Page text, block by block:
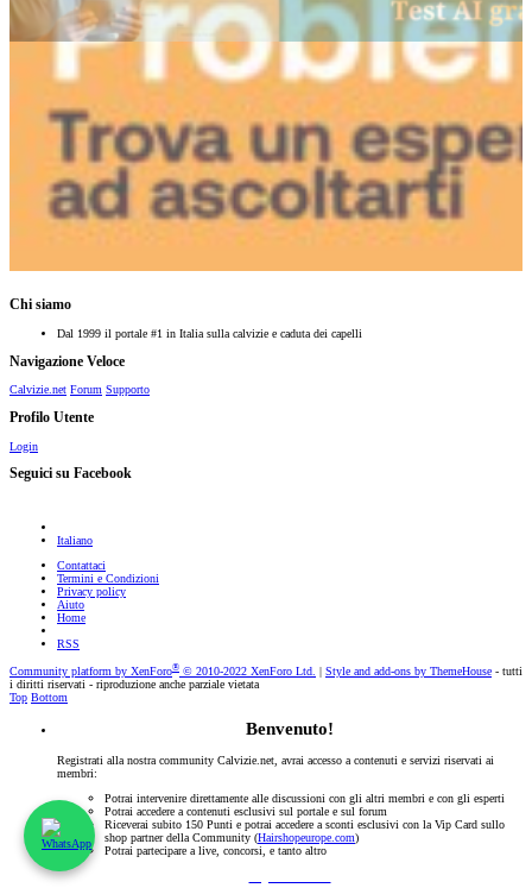
Chi siamo
Dal 1999 il portale #1 in Italia sulla calvizie e caduta dei capelli
Navigazione Veloce
Calvizie.net Forum Supporto
Profilo Utente
Login
Seguici su Facebook
Italiano
Contattaci
Termini e Condizioni
Privacy policy
Aiuto
Home
RSS
Community platform by XenForo® © 2010-2022 XenForo Ltd. Style and add-ons by ThemeHouse - tutti
i diritti riservati - riproduzione anche parziale vietata
Top Bottom
Benvenuto!
Registrati alla nostra community Calvizie.net, avrai accesso a contenuti e servizi riservati ai
membri:
Potrai intervenire direttamente alle discussioni con gli altri membri e con gli esperti
Potrai accedere a contenuti esclusivi sul portale e sul forum
Riceverai subito 150 Punti e potrai accedere a sconti esclusivi con la Vip Card sullo
shop partner della Community (Hairshopeurope.com)
Potrai partecipare a live, concorsi, e tanto altro